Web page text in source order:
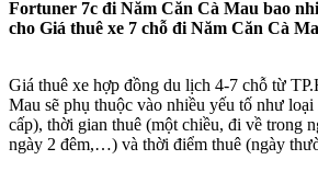
Fortuner 7c đi Năm Căn Cà Mau bao
cho Giá thuê xe 7 chỗ đi Năm Căn Cà
Giá thuê xe hợp đồng du lịch 4-7 chỗ từ
Mau sẽ phụ thuộc vào nhiều yếu tố như
cấp), thời gian thuê (một chiều, đi về trong
ngày 2 đêm,…) và thời điểm thuê (ngày